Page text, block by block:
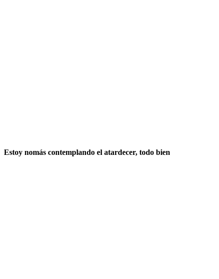
Estoy nomás contemplando el atardecer, todo bien